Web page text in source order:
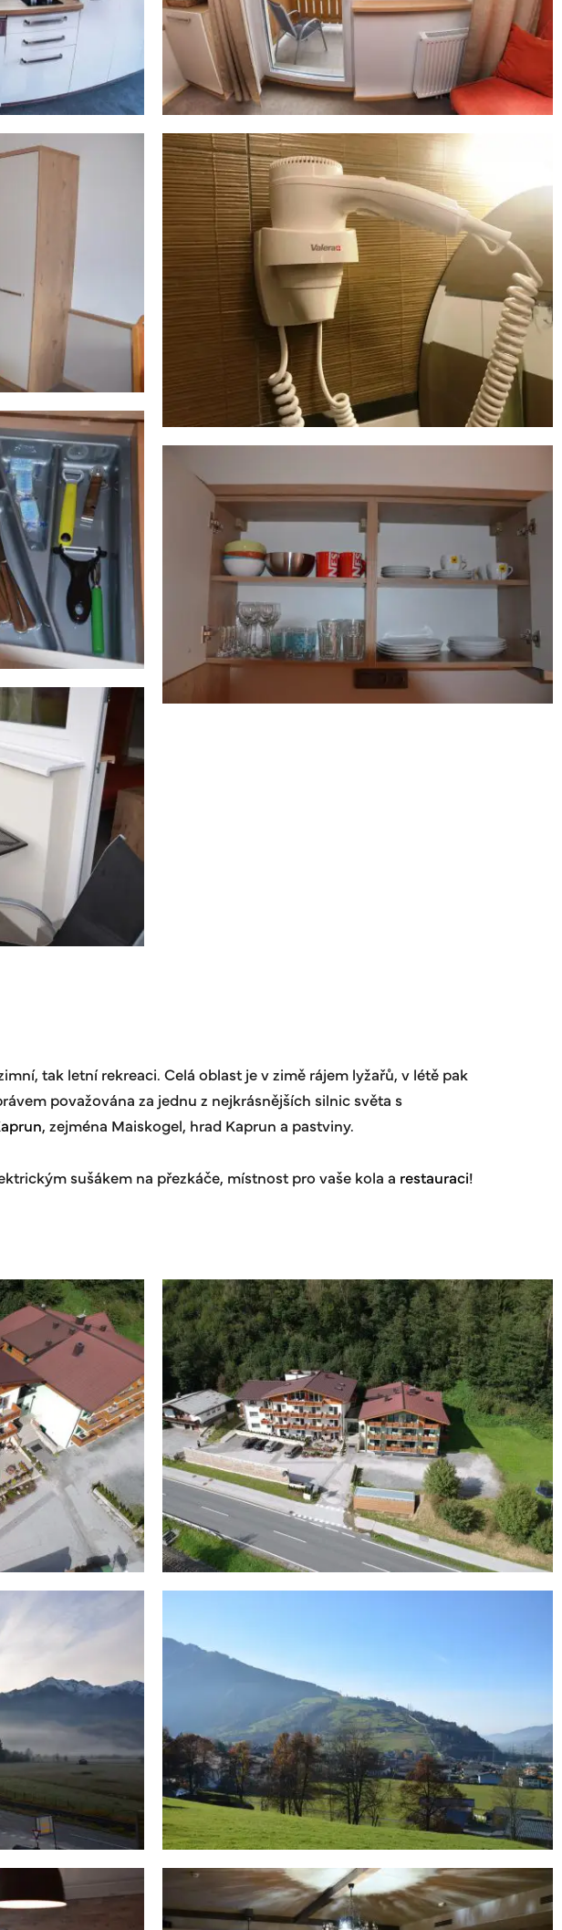
tak letní rekreaci. Celá oblast je v zimě rájem lyžařů, v létě pak
považována za jednu z nejkrásnějších silnic světa s
, zejména Maiskogel, hrad Kaprun a pastviny.
sušákem na přezkáče, místnost pro vaše kola a restauraci!